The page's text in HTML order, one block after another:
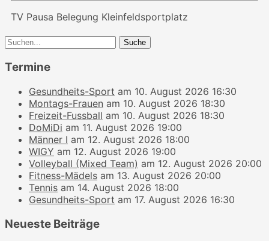
TV Pausa Belegung Kleinfeldsportplatz
Beitragsnavigation
Suche
Termine
Gesundheits-Sport am 10. August 2026 16:30
Montags-Frauen am 10. August 2026 18:30
Freizeit-Fussball am 10. August 2026 18:30
DoMiDi am 11. August 2026 19:00
Männer I am 12. August 2026 18:00
WIGY am 12. August 2026 19:00
Volleyball (Mixed Team) am 12. August 2026 20:00
Fitness-Mädels am 13. August 2026 20:00
Tennis am 14. August 2026 18:00
Gesundheits-Sport am 17. August 2026 16:30
Neueste Beiträge